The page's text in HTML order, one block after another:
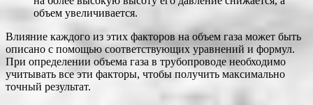
объем увеличивается.
Влияние каждого из этих факторов на объем газа может быть
описано с помощью соответствующих уравнений и формул.
При определении объема газа в трубопроводе необходимо
учитывать все эти факторы, чтобы получить максимально
точный результат.